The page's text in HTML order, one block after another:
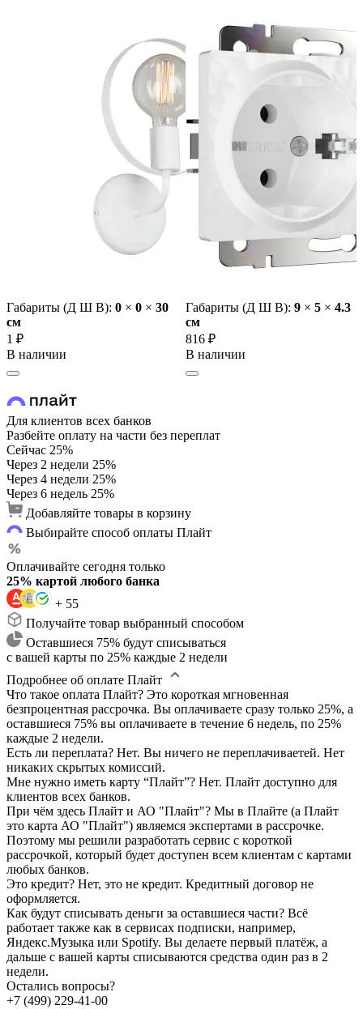
Габариты (Д Ш В): 0 × 0 × 30
cм
1 ₽
В наличии
Габариты (Д Ш В): 9 × 5 × 4.3
cм
816 ₽
В наличии
Для клиентов всех банков
Разбейте оплату на части без переплат
Сейчас 25%
Через 2 недели 25%
Через 4 недели 25%
Через 6 недель 25%
Добавляйте товары в корзину
Выбирайте способ оплаты Плайт
Оплачивайте сегодня только
25% картой любого банка
+ 55
Получайте товар выбранный способом
Оставшиеся 75% будут списываться
с вашей карты по 25% каждые 2 недели
Подробнее об оплате Плайт
Что такое оплата Плайт? Это короткая мгновенная
безпроцентная рассрочка. Вы оплачиваете сразу только 25%, а
оставшиеся 75% вы оплачиваете в течение 6 недель, по 25%
каждые 2 недели.
Есть ли переплата? Нет. Вы ничего не переплачиваетей. Нет
никаких скрытых комиссий.
Мне нужно иметь карту “Плайт”? Нет. Плайт доступно для
клиентов всех банков.
При чём здесь Плайт и АО "Плайт"? Мы в Плайте (а Плайт
это карта АО "Плайт") являемся экспертами в рассрочке.
Поэтому мы решили разработать сервис с короткой
рассрочкой, который будет доступен всем клиентам с картами
любых банков.
Это кредит? Нет, это не кредит. Кредитный договор не
оформляется.
Как будут списывать деньги за оставшиеся части? Всё
работает также как в сервисах подписки, например,
Яндекс.Музыка или Spotify. Вы делаете первый платёж, а
дальше с вашей карты списываются средства один раз в 2
недели.
Остались вопросы?
+7 (499) 229-41-00